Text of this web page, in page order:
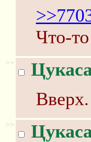
Что-
>>
Вверх.
>>